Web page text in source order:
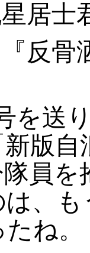
居士
反骨
を送
版
員
、
ね。